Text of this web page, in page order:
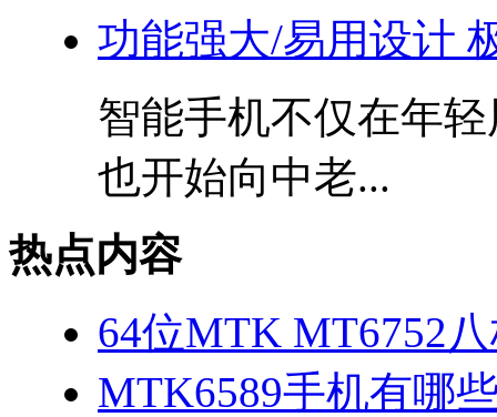
功能强大/易用设计
智能手机不仅在年
也开始向中老...
热点内容
64位MTK MT6752
MTK6589手机有哪